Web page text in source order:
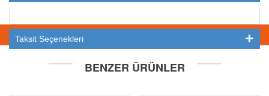
Taksit Seçenekleri
BENZER ÜRÜNLER